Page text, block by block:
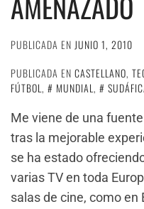
PUBLICADA EN JUNIO 1, 2010
PUBLICADA EN CASTELLANO,
FÚTBOL, MUNDIAL,
Me viene de una
tras la mejorable
se ha estado
varias TV en toda
salas de cine, como en